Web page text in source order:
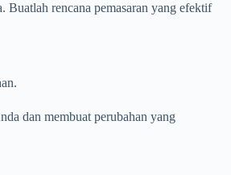
Buatlah rencana pemasaran yang efektif
dan membuat perubahan yang